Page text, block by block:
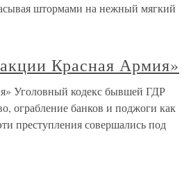
штормами на нежный мягкий
Красная Армия»
Уголовный кодекс бывшей ГДР
ограбление банков и поджоги как
преступления совершались под